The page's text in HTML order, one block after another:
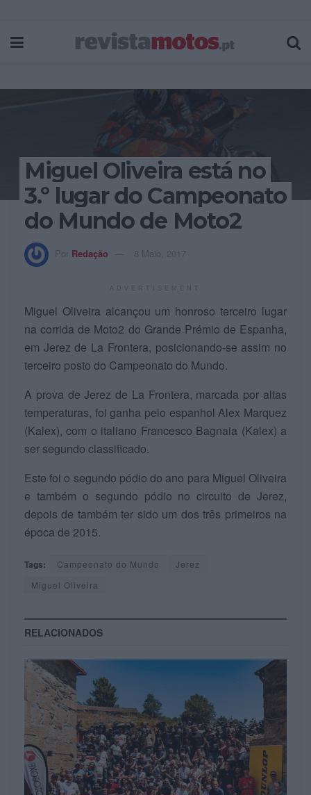
Miguel Oliveira está no
3.º lugar do Campeonato
do Mundo de Moto2
Por Redação 8 Maio, 2017
Miguel Oliveira alcançou um honroso terceiro lugar
na corrida de Moto2 do Grande Prémio de Espanha,
em Jerez de La Frontera, posicionando-se assim no
terceiro posto do Campeonato do Mundo.
A prova de Jerez de La Frontera, marcada por altas
temperaturas, foi ganha pelo espanhol Alex Marquez
(Kalex), com o italiano Francesco Bagnaia (Kalex) a
ser segundo classificado.
Este foi o segundo pódio do ano para Miguel Oliveira
e também o segundo pódio no circuito de Jerez,
depois de também ter sido um dos três primeiros na
época de 2015.
Tags: Campeonato do Mundo
Jerez
Miguel Oliveira
RELACIONADOS